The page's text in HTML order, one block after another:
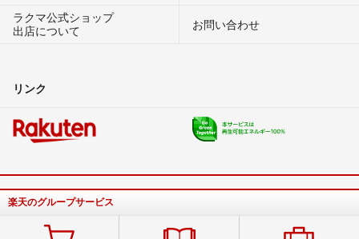
ラクマ公式ショップ
出店について
お問い合わせ
リンク
楽天のグループサービス